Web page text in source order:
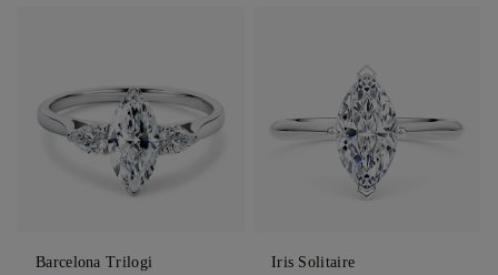
Barcelona Trilogi Iris Solitaire